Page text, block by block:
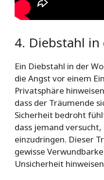
4. Diebstahl
Ein Diebstahl in der
die Angst vor einem
Privatsphäre
dass der Träumende
Sicherheit bedroht
dass jemand
einzudringen. Dieser
gewisse
Unsicherheit